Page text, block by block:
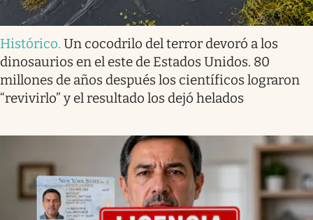
Histórico. Un cocodrilo del terror devoró a los
dinosaurios en el este de Estados Unidos. 80
millones de años después los científicos lograron
“revivirlo” y el resultado los dejó helados